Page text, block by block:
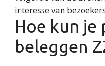
interesse van
Hoe kun je
beleggen